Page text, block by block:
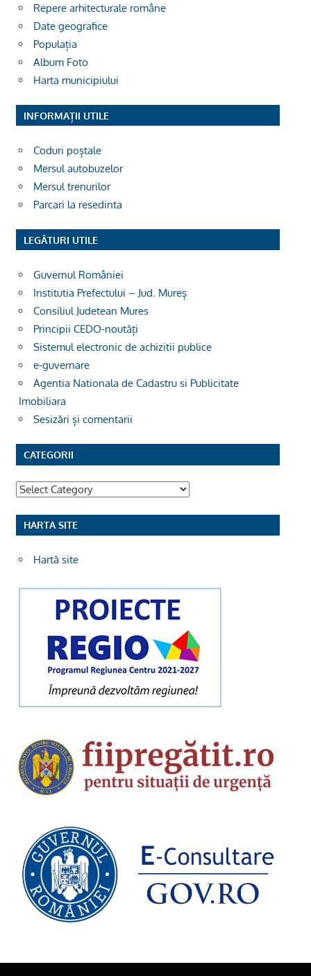
Repere arhitecturale române
Date geografice
Populația
Album Foto
Harta municipiului
INFORMAȚII UTILE
Coduri poștale
Mersul autobuzelor
Mersul trenurilor
Parcari la resedinta
LEGĂTURI UTILE
Guvernul României
Institutia Prefectului – Jud. Mureș
Consiliul Judetean Mures
Principii CEDO-noutăți
Sistemul electronic de achizitii publice
e-guvernare
Agentia Nationala de Cadastru si Publicitate
Imobiliara
Sesizări și comentarii
CATEGORII
Categorii
HARTA SITE
Hartă site